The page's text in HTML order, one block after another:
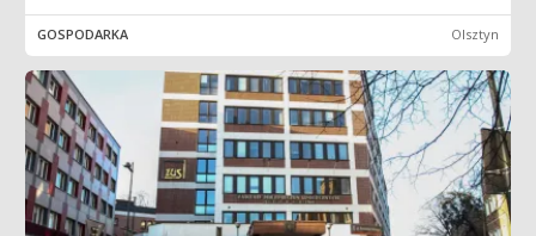
GOSPODARKA Olsztyn